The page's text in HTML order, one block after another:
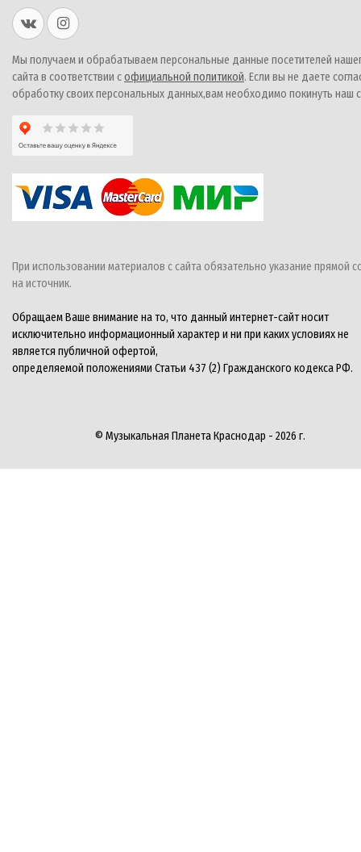
Мы получаем и обрабатываем персональные данные посетителей
сайта в соответствии софициальной политикой. Если вы не даете
обработку своих персональных данных,вам необходимо покинуть наш
При использовании материалов с сайта обязательно указание прямой
на источник.
Обращаем Ваше внимание на то, что данный интернет-сайт носит
исключительно информационный характер и ни при каких условиях не
является публичной офертой,
определяемой положениями Статьи 437 (2) Гражданского кодекса РФ.
© Музыкальная Планета Краснодар - 2026 г.